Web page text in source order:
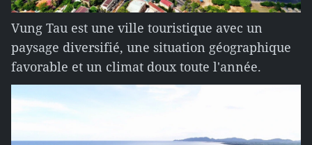
Vung Tau est une ville touristique avec un
paysage diversifié, une situation géographique
favorable et un climat doux toute l'année.